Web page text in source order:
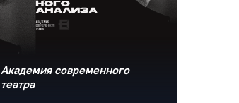
Академия современного
театра